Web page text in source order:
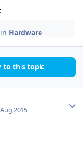
in Hardware
to this topic
2015